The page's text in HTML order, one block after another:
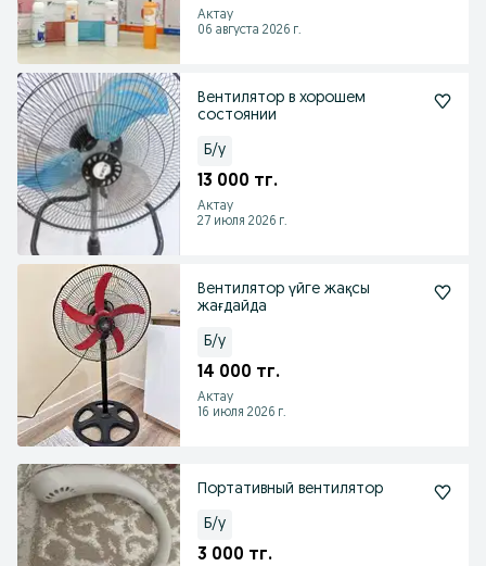
Актау
06 августа 2026 г.
Вентилятор в хорошем
состоянии
Б/у
13 000 тг.
Актау
27 июля 2026 г.
Вентилятор үйге жақсы
жағдайда
Б/у
14 000 тг.
Актау
16 июля 2026 г.
Портативный вентилятор
Б/у
3 000 тг.